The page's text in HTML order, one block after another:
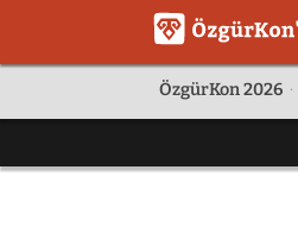
ÖzgürKon 2026 ·